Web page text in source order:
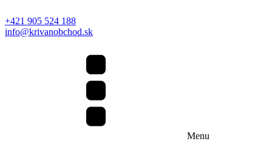
+421 905 524 188
info@krivanobchod.sk
Menu